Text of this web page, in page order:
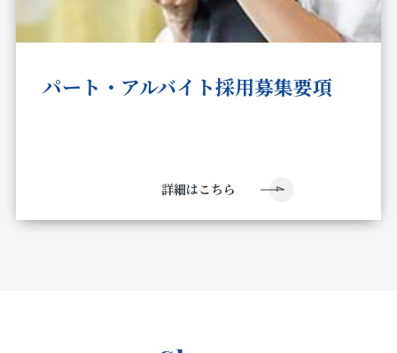
パート・アルバイト採用募集要項
詳細はこちら